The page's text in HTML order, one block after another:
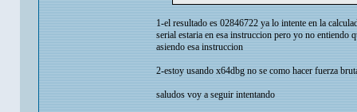
1-el resultado es 02846722 ya lo intente en la
serial estaria en esa instruccion pero yo no entiendo
asiendo esa instruccion
2-estoy usando x64dbg no se como hacer fuerza
saludos voy a seguir intentando